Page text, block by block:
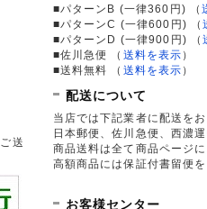
送
■パターンB (一律360円)
（
■パターンC (一律600円)
（
■パターンD (一律900円)
（
■佐川急便
（ 送料を表示 ）
■送料無料
（ 送料を表示 ）
配送について
当店では下記業者に配送を
日本郵便、佐川急便、西濃
商品送料は全て商品ページ
高額商品には保証付書留便
お客様センター